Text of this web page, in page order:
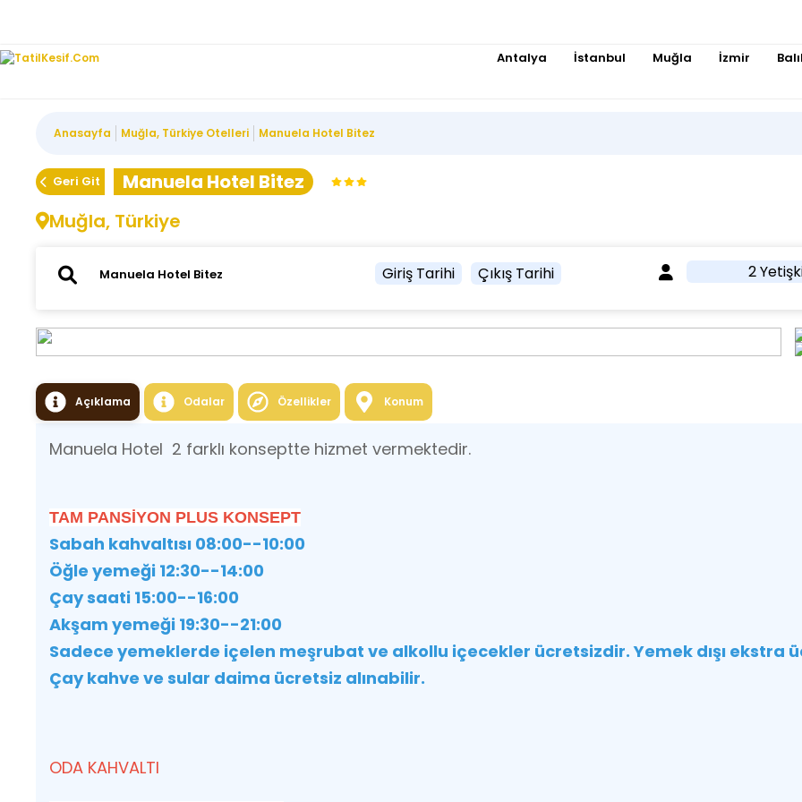
Antalya İstanbul Muğla İzmir
Anasayfa Muğla, Türkiye Otelleri Manuela Hotel Bitez
Geri Git
Manuela Hotel Bitez
Muğla, Türkiye
Giriş Tarihi Çıkış Tarihi 2
Açıklama Odalar Özellikler Konum
Manuela Hotel 2 farklı konseptte hizmet vermektedir.
TAM PANSİYON PLUS KONSEPT
Sabah kahvaltısı 08:00--10:00
Öğle yemeği 12:30--14:00
Çay saati 15:00--16:00
Akşam yemeği 19:30--21:00
Sadece yemeklerde içelen meşrubat ve alkollu içecekler ücretsizdir. Yemek dışı ekstra
Çay kahve ve sular daima ücretsiz alınabilir.
ODA KAHVALTI